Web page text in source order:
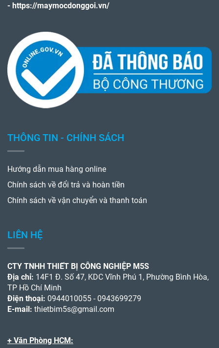
- https://maymocdonggoi.vn/
THÔNG TIN - CHÍNH SÁCH
Hướng dẫn mua hàng online
Chính sách về đổi trả và hoàn tiền
Chính sách về vận chuyển và thanh toán
LIÊN HỆ
CTY TNHH THIẾT BỊ CÔNG NGHIỆP M5S
Địa chỉ: 14F1 Đ. Số 47, KDC Vĩnh Phú 1, Phường Bình Hòa,
TP Hồ Chí Minh
Điện thoại: 0944010055 - 0943699279
E-mail: thietbim5s@gmail.com
+ Văn Phòng HCM: